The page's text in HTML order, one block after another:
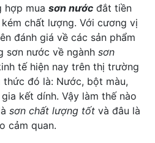
hợp mua sơn nước đắt tiền
chất lượng. Với cương vị
đánh giá về các sản phẩm
sơn nước về ngành sơn
tế hiện nay trên thị trường
đó là: Nước, bột màu,
kết dính. Vậy làm thế nào
sơn chất lượng tốt và đâu là
cảm quan.